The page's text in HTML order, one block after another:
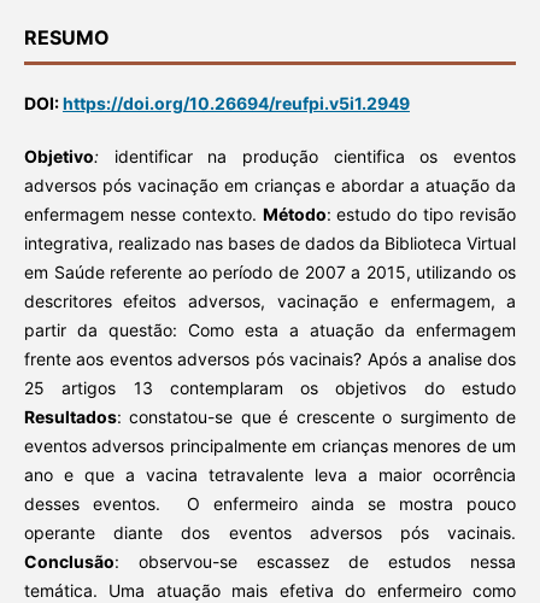
RESUMO
DOI:https://doi.org/10.26694/reufpi.v5i1.2949
Objetivo:identificar na produção cientifica os eventos
adversos pós vacinação em crianças e abordar a atuação da
enfermagem nesse contexto. Método: estudo do tipo revisão
integrativa, realizado nas bases de dados da Biblioteca Virtual
em Saúde referente ao período de 2007 a 2015, utilizando os
descritores efeitos adversos, vacinação e enfermagem, a
partir da questão: Como esta a atuação da enfermagem
frente aos eventos adversos pós vacinais? Após a analise dos
25 artigos 13 contemplaram os objetivos do estudo
Resultados: constatou-se que é crescente o surgimento de
eventos adversos principalmente em crianças menores de um
ano e que a vacina tetravalente leva a maior ocorrência
desses eventos. O enfermeiro ainda se mostra pouco
operante diante dos eventos adversos pós vacinais.
Conclusão: observou-se escassez de estudos nessa
temática. Uma atuação mais efetiva do enfermeiro como